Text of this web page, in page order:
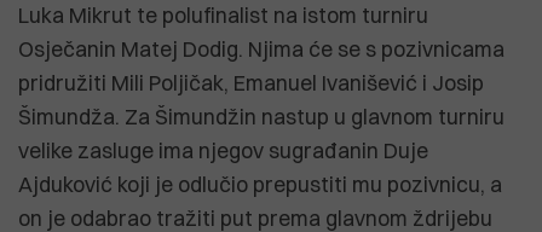
Luka Mikrut te polufinalist na istom turniru
Osječanin Matej Dodig. Njima će se s pozivnicama
pridružiti Mili Poljičak, Emanuel Ivanišević i Josip
Šimundža. Za Šimundžin nastup u glavnom turniru
velike zasluge ima njegov sugrađanin Duje
Ajduković koji je odlučio prepustiti mu pozivnicu, a
on je odabrao tražiti put prema glavnom ždrijebu